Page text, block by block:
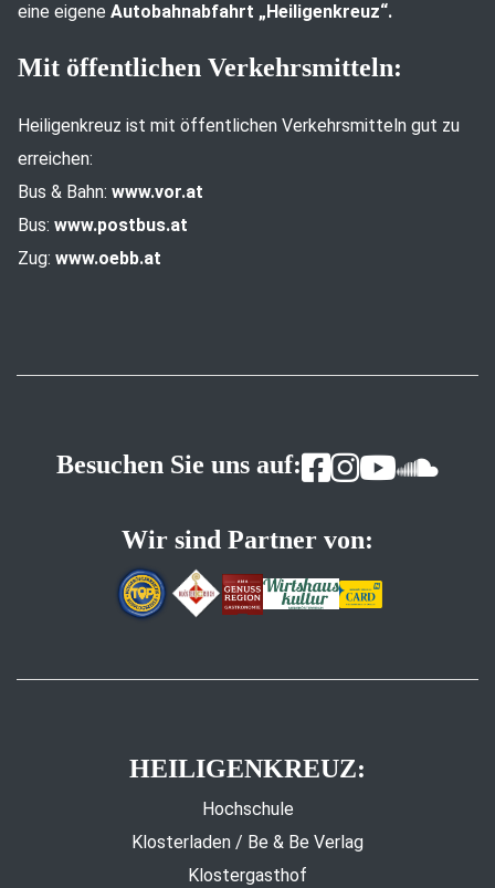
eine eigene Autobahnabfahrt „Heiligenkreuz“.
Mit öffentlichen Verkehrsmitteln:
Heiligenkreuz ist mit öffentlichen Verkehrsmitteln gut zu
erreichen:
Bus & Bahn: www.vor.at
Bus: www.postbus.at
Zug: www.oebb.at
Besuchen Sie uns auf:
Wir sind Partner von:
HEILIGENKREUZ:
Hochschule
Klosterladen / Be & Be Verlag
Klostergasthof